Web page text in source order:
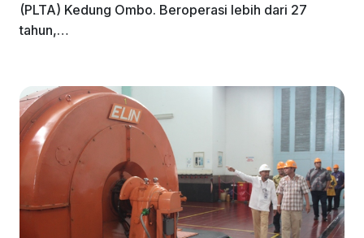
(PLTA) Kedung Ombo. Beroperasi lebih dari 27
tahun,…